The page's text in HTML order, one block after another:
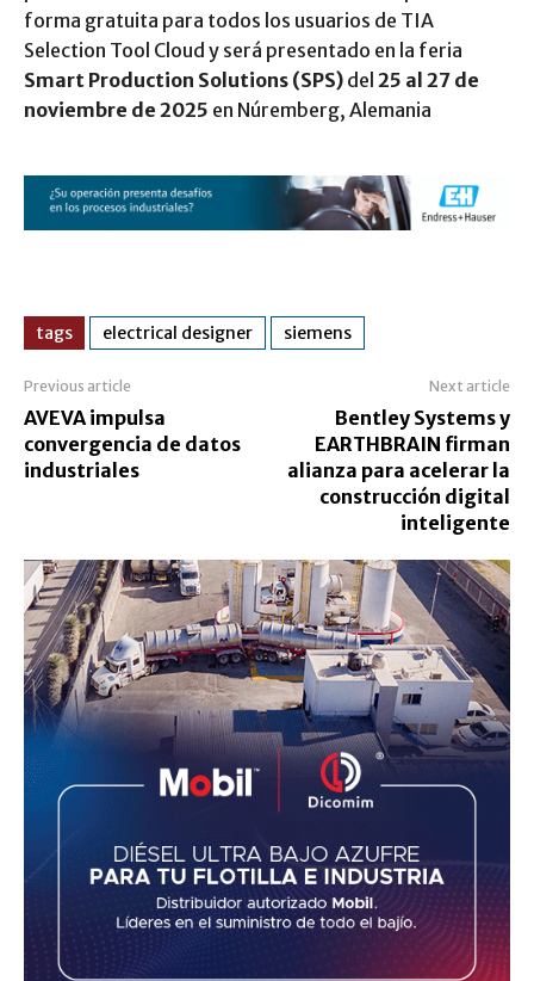
forma gratuita para todos los usuarios de TIA
Selection Tool Cloud y será presentado en la feria
Smart Production Solutions (SPS) del 25 al 27 de
noviembre de 2025 en Núremberg, Alemania
tags electrical designer siemens
Previous article
AVEVA impulsa
convergencia de datos
industriales
Next article
Bentley Systems y
EARTHBRAIN firman
alianza para acelerar la
construcción digital
inteligente